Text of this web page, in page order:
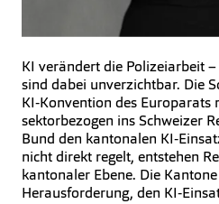
KI verändert die Polizeiarbeit
sind dabei unverzichtbar. Die
KI‑Konvention des
sektorbezogen ins Schweizer
Bund den kantonalen
nicht direkt regelt, entstehen
kantonaler Ebene. Die
Herausforderung, den